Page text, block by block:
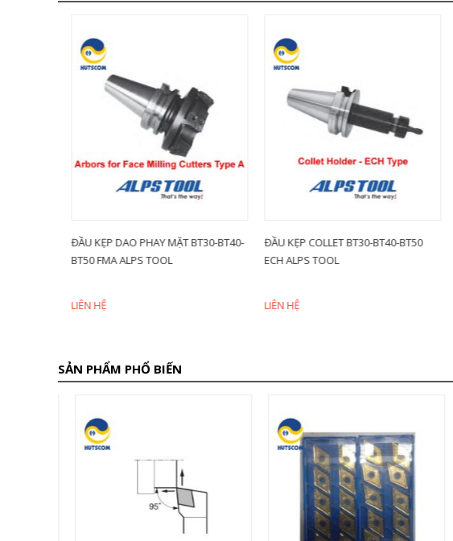
ĐẦU KẸP DAO PHAY MẶT BT30-BT40-
BT50 FMA ALPS TOOL
LIÊN HỆ
ĐẦU KẸP COLLET BT30-BT40-BT50
ECH ALPS TOOL
LIÊN HỆ
SẢN PHẨM PHỔ BIẾN